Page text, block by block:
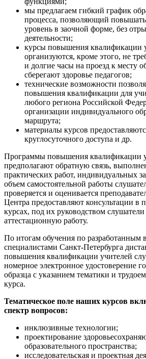
мы предлагаем гибкий график
процесса, позволяющий
уровень в заочной форме, без
деятельности;
курсы повышения квалификации
организуются, кроме этого, не
и долгие часы на проезд к месту
сберегают здоровье педагогов;
технические возможности
повышения квалификации для
любого региона Российской
организации индивидуального
маршрута;
материалы курсов
круглосуточного доступа и др.
Программы повышения квалификации
предполагают обратную связь,
практических работ, индивидуальных
объем самостоятельной работы
проверяется и оценивается
Центра предоставляют консультации в
курсах, под их руководством
аттестационную работу.
По итогам обучения по разработанным
специалистами Санкт-Петербурга
повышения квалификации учителей
номерное электронное удостоверение
образца с указанием тематики и
курса.
Тематическое поле наших курсов
спектр вопросов:
инклюзивные технологии;
проектирование
образовательного пространства;
исследовательская и проектная